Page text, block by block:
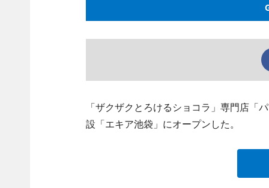
「ザクザクとろけるショコラ」専門店「
設「エキア池袋」にオープンした。